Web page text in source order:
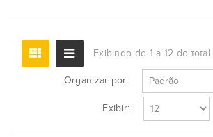
Exibindo de 1 a 12 do
Organizar por:
Exibir: